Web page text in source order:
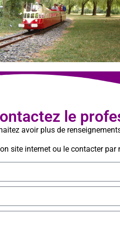
le
avoir plus de
site internet ou le contacter par